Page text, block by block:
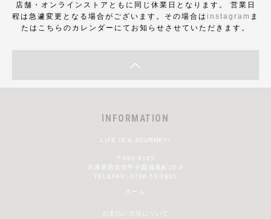
店舗・オンラインストアともに同じ休業日となります。 営業日
程は急遽変更となる場合がございます。その場合は instagram ま
たはこちらのカレンダーにてお知らせさせていただきます。
INFORMATION
LIFE IS A JOURNEY!
〒663-8165
兵庫県西宮市甲子園浦風町10-3
TEL&FAX: 0798-55-8901
ホーム
お支払い方法について